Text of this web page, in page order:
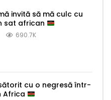
invită să mă culc cu
sat african
690.7K
cu o negresă într-
Africa